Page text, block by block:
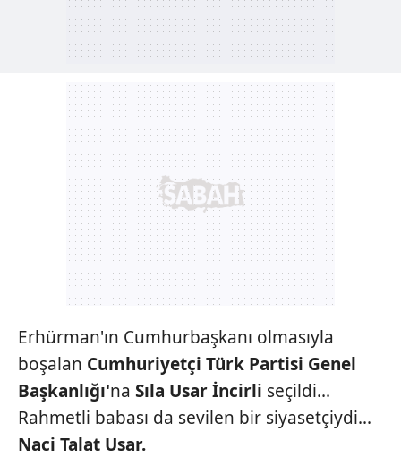
Erhürman'ın Cumhurbaşkanı olmasıyla
boşalan Cumhuriyetçi Türk Partisi Genel
Başkanlığı'na Sıla Usar İncirli seçildi...
Rahmetli babası da sevilen bir siyasetçiydi...
Naci Talat Usar.